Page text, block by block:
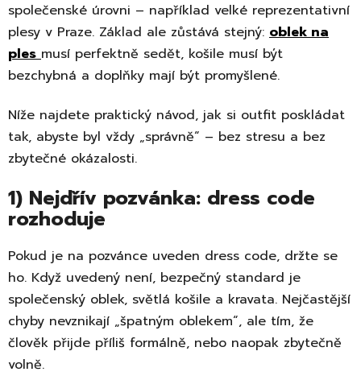
společenské úrovni – například velké reprezentativní
plesy v Praze. Základ ale zůstává stejný: oblek na
ples musí perfektně sedět, košile musí být
bezchybná a doplňky mají být promyšlené.
Níže najdete praktický návod, jak si outfit poskládat
tak, abyste byl vždy „správně“ – bez stresu a bez
zbytečné okázalosti.
1) Nejdřív pozvánka: dress code
rozhoduje
Pokud je na pozvánce uveden dress code, držte se
ho. Když uvedený není, bezpečný standard je
společenský oblek, světlá košile a kravata. Nejčastější
chyby nevznikají „špatným oblekem“, ale tím, že
člověk přijde příliš formálně, nebo naopak zbytečně
volně.